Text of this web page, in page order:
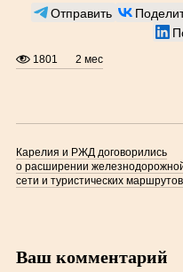
Отправить
1801 2 мес
Карелия и РЖД договорились
о расширении
сети и туристических маршрутов
Ваш комментарий